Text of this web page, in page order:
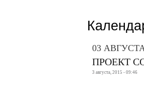
03
ПРОЕКТ
3 августа, 2015 - 09:46